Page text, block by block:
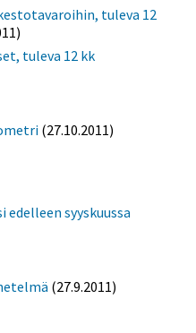
tuleva 12
tuleva 12 kk
(27.10.2011)
syyskuussa
(27.9.2011)